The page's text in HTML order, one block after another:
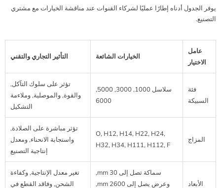
يوفر الجدول أدناه إطارًا عمليًا لشركاء القنوات عند مناقشة الخيارات مع مشتري
التصنيع.
عامل
الاختيار
الخيارات الشائعة التأثير التجاري والتقني
فئة
السبيكة
سلاسل 1000, 3000, 5000,
6000
تؤثر على سلوك التآكل,
والقوة, والموصلية, وملاءمة
التشكيل
المزاج
O, H12, H14, H22, H24,
H32, H34, H111, H112, F
تؤثر مباشرة على الصلادة,
واستجابة الانحناء, ومعدل
إنتاجية التصنيع
الأبعاد
سماكة تصل إلى 30 mm,
وعرض يصل إلى 2600 mm,
تغير معدل الإنتاجية, وكفاءة
الشحن, وفاقد القطع في